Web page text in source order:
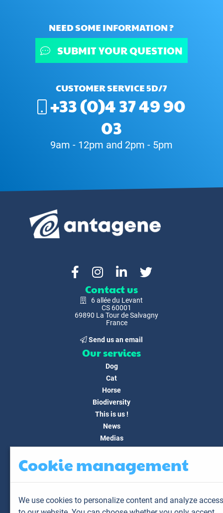
NEED SOME INFORMATION ?
SUBMIT YOUR QUESTION
CUSTOMER SERVICE 5D/7
+33 (0)4 37 49 90
03
9am - 12pm and 2pm - 5pm
Contact us
6 allée du Levant
CS 60001
69890 La Tour de Salvagny
France
Send us an email
Our services
Dog
Cat
Horse
Biodiversity
This is us !
News
Medias
Contact
Customer area
My animals
Cookie management
We use cookies to personalize content and analyze access